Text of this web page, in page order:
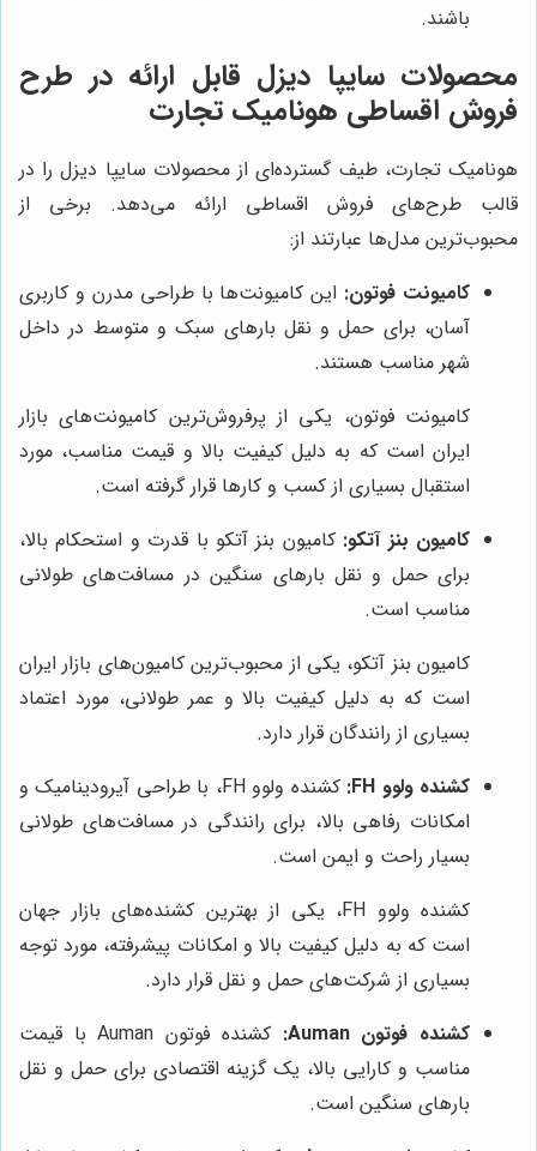
باشند.
محصولات سایپا دیزل قابل ارائه در طرح
فروش اقساطی هونامیک تجارت
هونامیک تجارت، طیف گسترده‌ای از محصولات سایپا دیزل را در
قالب طرح‌های فروش اقساطی ارائه می‌دهد. برخی از
محبوب‌ترین مدل‌ها عبارتند از:
کامیونت فوتون: این کامیونت‌ها با طراحی مدرن و کاربری
آسان، برای حمل و نقل بارهای سبک و متوسط در داخل
شهر مناسب هستند.
کامیونت فوتون، یکی از پرفروش‌ترین کامیونت‌های بازار
ایران است که به دلیل کیفیت بالا و قیمت مناسب، مورد
استقبال بسیاری از کسب و کارها قرار گرفته است.
کامیون بنز آتکو: کامیون بنز آتکو با قدرت و استحکام بالا،
برای حمل و نقل بارهای سنگین در مسافت‌های طولانی
مناسب است.
کامیون بنز آتکو، یکی از محبوب‌ترین کامیون‌های بازار ایران
است که به دلیل کیفیت بالا و عمر طولانی، مورد اعتماد
بسیاری از رانندگان قرار دارد.
کشنده ولوو FH:
کشنده ولوو FH، با طراحی آیرودینامیک و
امکانات رفاهی بالا، برای رانندگی در مسافت‌های طولانی
بسیار راحت و ایمن است.
کشنده ولوو FH، یکی از بهترین کشنده‌های بازار جهان
است که به دلیل کیفیت بالا و امکانات پیشرفته، مورد توجه
بسیاری از شرکت‌های حمل و نقل قرار دارد.
کشنده فوتون Auman:
کشنده فوتون Auman با قیمت
مناسب و کارایی بالا، یک گزینه اقتصادی برای حمل و نقل
بارهای سنگین است.